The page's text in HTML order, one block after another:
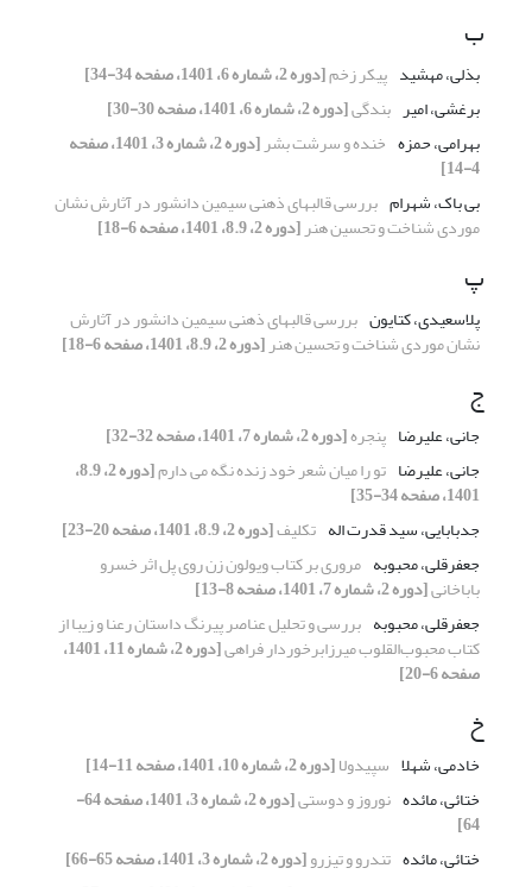
ب
بذلی، مهشید پیکر زخم[دوره 2، شماره 6، 1401، صفحه 34-34]
برغشی، امیر بندگی[دوره 2، شماره 6، 1401، صفحه 30-30]
بهرامی، حمزه خنده و سرشت بشر [دوره 2، شماره 3، 1401، صفحه
4-14]
بی باک، شهرام بررسی قالبهای ذهنی سیمین دانشور در آثارش نشان
موردی شناخت و تحسین هنر[دوره 2، 8.9، 1401، صفحه 6-18]
پ
پلاسعیدی، کتایون بررسی قالبهای ذهنی سیمین دانشور در آثارش
نشان موردی شناخت و تحسین هنر[دوره 2، 8.9، 1401، صفحه 6-18]
ج
جانی، علیرضا پنجره[دوره 2، شماره 7، 1401، صفحه 32-32]
جانی، علیرضا تو را میان شعر خود زنده نگه می دارم [دوره 2، 8.9،
1401، صفحه 34-35]
جدبابایی، سید قدرت اله تکلیف[دوره 2، 8.9، 1401، صفحه 20-23]
جعفرقلی، محبوبه مروری بر کتاب ویولون زن روی پل اثر خسرو
باباخانی[دوره 2، شماره 7، 1401، صفحه 8-13]
جعفرقلی، محبوبه بررسی و تحلیل عناصر پیرنگ داستان رعنا و زیبا از
کتاب محبوب‌القلوب میرزابرخوردار فراهی [دوره 2، شماره 11، 1401،
صفحه 6-20]
خ
خادمی، شهلا سپیدولا[دوره 2، شماره 10، 1401، صفحه 11-14]
ختائی، مائده نوروز و دوستی [دوره 2، شماره 3، 1401، صفحه 64-
64]
ختائی، مائده تندرو و تیزرو[دوره 2، شماره 3، 1401، صفحه 65-66]